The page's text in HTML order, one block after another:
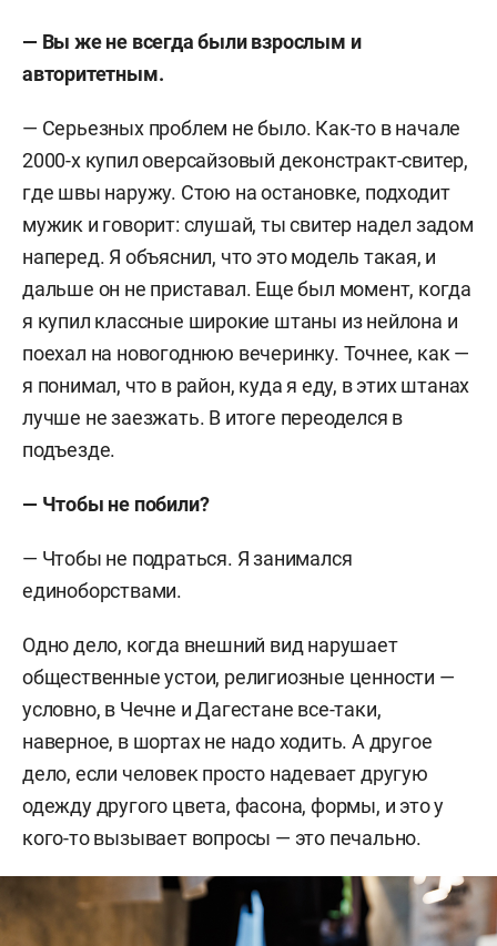
— Вы же не всегда были взрослым и
авторитетным.
— Серьезных проблем не было. Как-то в начале
2000-х купил оверсайзовый деконстракт-свитер,
где швы наружу. Стою на остановке, подходит
мужик и говорит: слушай, ты свитер надел задом
наперед. Я объяснил, что это модель такая, и
дальше он не приставал. Еще был момент, когда
я купил классные широкие штаны из нейлона и
поехал на новогоднюю вечеринку. Точнее, как —
я понимал, что в район, куда я еду, в этих штанах
лучше не заезжать. В итоге переоделся в
подъезде.
— Чтобы не побили?
— Чтобы не подраться. Я занимался
единоборствами.
Одно дело, когда внешний вид нарушает
общественные устои, религиозные ценности —
условно, в Чечне и Дагестане все-таки,
наверное, в шортах не надо ходить. А другое
дело, если человек просто надевает другую
одежду другого цвета, фасона, формы, и это у
кого-то вызывает вопросы — это печально.